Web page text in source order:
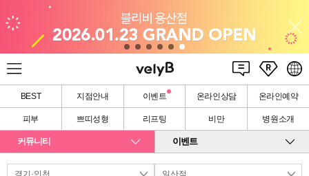
BEST 지점안내 이벤트 온라인상담 온라인예약
피부 쁘띠성형 리프팅 비만 병원소개
커뮤니티 이벤트